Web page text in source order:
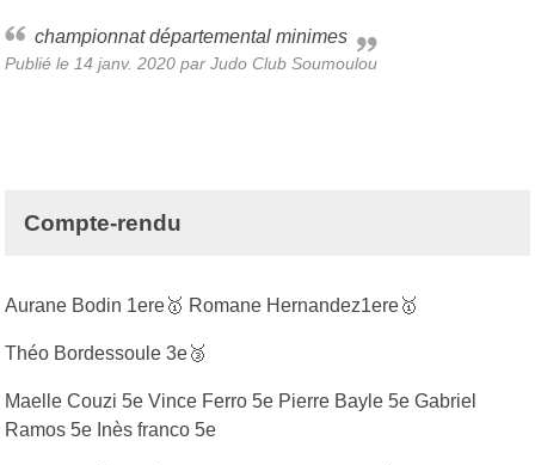
championnat départemental minimes
Publié le 14 janv. 2020 par Judo Club Soumoulou
Compte-rendu
Aurane Bodin 1ere🥇 Romane Hernandez1ere🥇
Théo Bordessoule 3e🥉
Maelle Couzi 5e Vince Ferro 5e Pierre Bayle 5e Gabriel
Ramos 5e Inès franco 5e